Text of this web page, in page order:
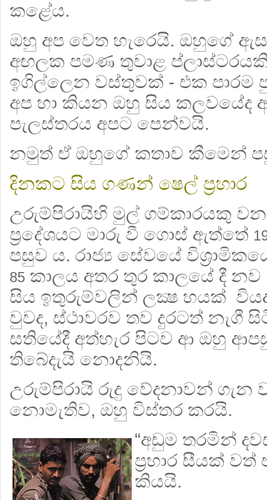
කළේය.
ඔහු අප වෙත හැරෙයි. ඔහුගේ
අඟලක පමණ තුවාළ
ඉගිල්ලෙන වස්තුවක් - එක පාරම
අප හා කියන ඔහු සිය කලවයේද
පැලස්තරය අපට පෙන්වයි.
නමුත් ඒ ඔහුගේ කතාව කීමෙන්
දිනකට සිය ගණන් ෂෙල් ප්‍රහාර
උරුම්පිරායිහි මුල් ගම්කාරයකු
ප්‍රදේශයට මාරු වී ගොස් ඇත්තේ
පසුව ය. රාජ්‍ය සේවයේ
85 කාලය අතර තුර කාලයේ දී
සිය ඉතුරුම්වලින් ලක්‍ෂ හයක්
වුවද, ස්ථාවරව තව දුරටත් නැගී
සතියේදී අත්හැර පිටව ආ ඔහු
තිබේදැයි නොදනියි.
උරුම්පිරායි රුදු වේදනාවන් ගැන
නොමැතිව, ඔහු විස්තර කරයි.
“අඩුම තරමින්
ප්‍රහාර සීයක්
කියයි.